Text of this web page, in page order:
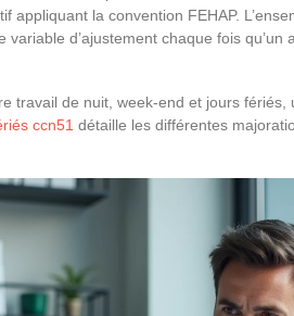
appliquant la convention FEHAP.
d’ajustement chaque fois qu’un
travail de nuit, week-end et jours fériés,
ccn51 détaille les différentes